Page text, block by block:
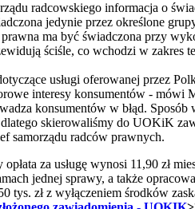
radcowskiego informacja o
jedynie przez określone
ma być świadczona przy
ściśle, co wchodzi w zakres
usługi oferowanej przez
interesy konsumentów -
konsumentów w błąd.
skierowaliśmy do UOKiK
samorządu radców prawnych.
opłata za usługę wynosi 11,90 zł
jednej sprawy, a także
tys. zł z wyłączeniem środków